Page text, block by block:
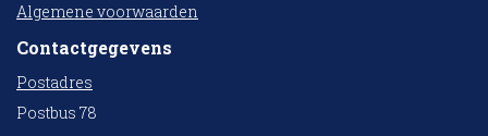
Algemene voorwaarden
Contactgegevens
Postadres
Postbus 78